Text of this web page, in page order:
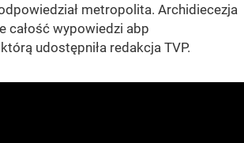
metropolita. Archidiecezja
całość wypowiedzi abp
udostępniła redakcja TVP.